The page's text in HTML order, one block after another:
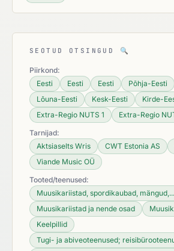
SEOTUD OTSINGUD 🔍
Piirkond:
Eesti
Eesti Eesti Põhja-Eesti
Lõuna-Eesti
Kesk-Eesti
Kirde-
Extra-Regio NUTS 1
Extra-Regio
Tarnijad:
Aktsiaselts Wris
CWT Estonia AS
Viande Music OÜ
Tooted/teenused:
Muusikariistad, spordikaubad, mängud,...
Muusikariistad ja nende osad
Keelpillid
Tugi- ja abiveoteenused;